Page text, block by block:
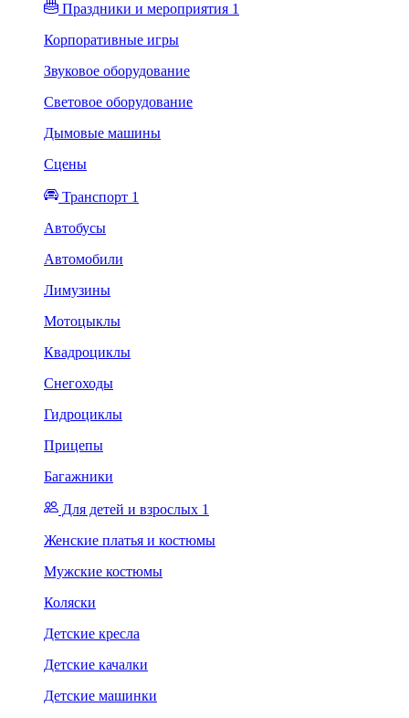
Праздники и мероприятия 1
Корпоративные игры
Звуковое оборудование
Световое оборудование
Дымовые машины
Сцены
Транспорт 1
Автобусы
Автомобили
Лимузины
Мотоцыклы
Квадроциклы
Снегоходы
Гидроциклы
Прицепы
Багажники
Для детей и взрослых 1
Женские платья и костюмы
Мужские костюмы
Коляски
Детские кресла
Детские качалки
Детские машинки